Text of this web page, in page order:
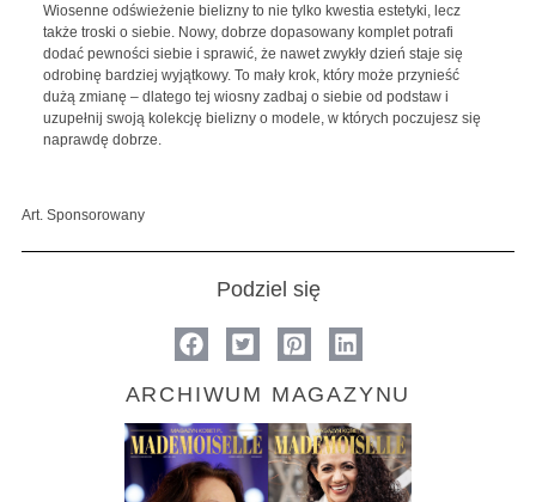
Wiosenne odświeżenie bielizny to nie tylko kwestia estetyki, lecz
także troski o siebie. Nowy, dobrze dopasowany komplet potrafi
dodać pewności siebie i sprawić, że nawet zwykły dzień staje się
odrobinę bardziej wyjątkowy. To mały krok, który może przynieść
dużą zmianę – dlatego tej wiosny zadbaj o siebie od podstaw i
uzupełnij swoją kolekcję bielizny o modele, w których poczujesz się
naprawdę dobrze.
Art. Sponsorowany
Podziel się
ARCHIWUM MAGAZYNU